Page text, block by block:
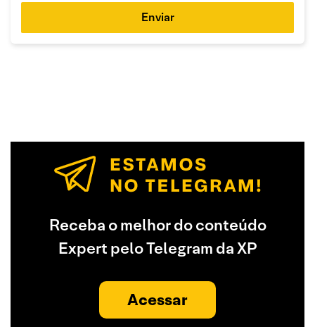
Enviar
Receba o melhor do conteúdo
Expert pelo Telegram da XP
Acessar